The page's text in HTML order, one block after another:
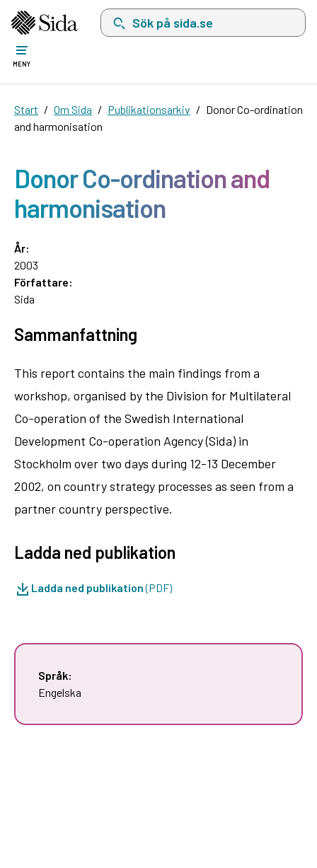
Sök på sida.se, sökförslag kommer att visas
MENY
Start Om Sida Publikationsarkiv
Donor Co-ordination
and harmonisation
Donor Co-ordination and
harmonisation
År:
2003
Författare:
Sida
Sammanfattning
This report contains the main findings from a
workshop, organised by the Division for Multilateral
Co-operation of the Swedish International
Development Co-operation Agency (Sida) in
Stockholm over two days during 12-13 December
2002, on country strategy processes as seen from a
partner country perspective.
Ladda ned publikation
Ladda ned publikation(PDF)
Språk:
Engelska